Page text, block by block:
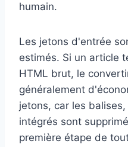
humain.
Les jetons d'entrée
estimés. Si un article
HTML brut, le
généralement
jetons, car les
intégrés sont
première étape de